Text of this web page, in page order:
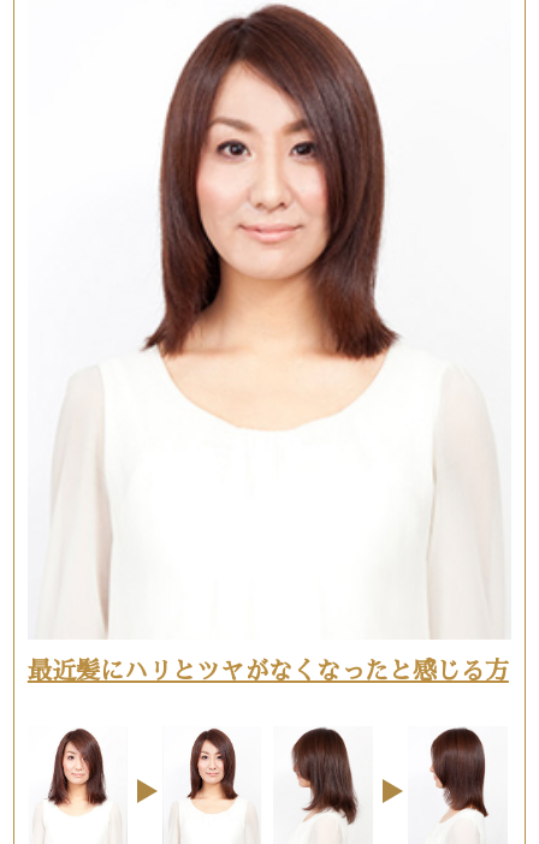
最近髪にハリとツヤがなくなったと感じる方